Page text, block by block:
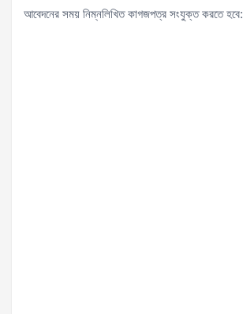
আবেদনের সময় নিম্নলিখিত কাগজপত্র সংযুক্ত করতে হবে: